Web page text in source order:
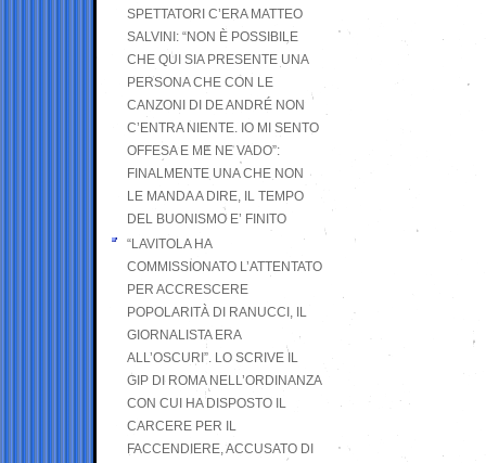
SPETTATORI C’ERA MATTEO
SALVINI: “NON È POSSIBILE
CHE QUI SIA PRESENTE UNA
PERSONA CHE CON LE
CANZONI DI DE ANDRÉ NON
C’ENTRA NIENTE. IO MI SENTO
OFFESA E ME NE VADO”:
FINALMENTE UNA CHE NON
LE MANDA A DIRE, IL TEMPO
DEL BUONISMO E’ FINITO
“LAVITOLA HA
COMMISSIONATO L’ATTENTATO
PER ACCRESCERE
POPOLARITÀ DI RANUCCI, IL
GIORNALISTA ERA
ALL’OSCURI”. LO SCRIVE IL
GIP DI ROMA NELL’ORDINANZA
CON CUI HA DISPOSTO IL
CARCERE PER IL
FACCENDIERE, ACCUSATO DI